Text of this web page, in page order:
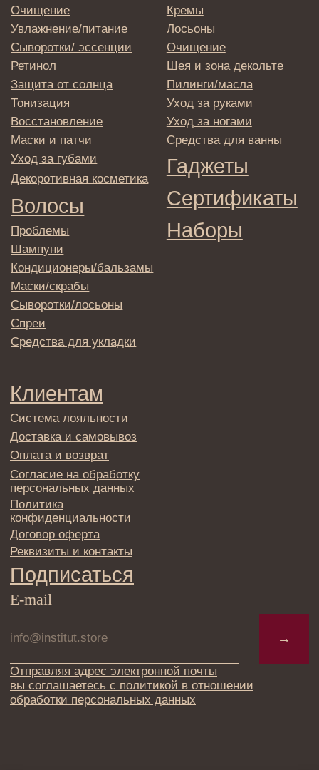
E-mail
→
Отправляя адрес электронной почты
вы соглашаетесь с политикой в отношении
обработки персональных данных